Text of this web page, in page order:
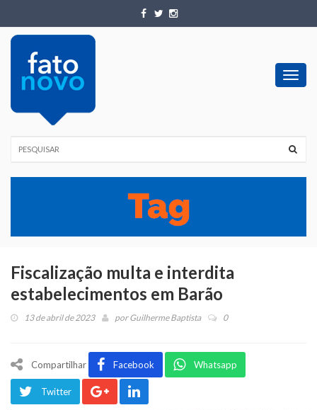
Fiscalização multa e interdita
estabelecimentos em Barão
13 de abril de 2023 porGuilherme Baptista 0
Compartilhar Facebook Whatsapp
Twitter